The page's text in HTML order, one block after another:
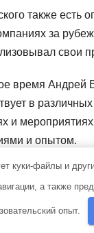
также есть
за
свои
время Андрей
в
и
и опытом.
также
и
и
куки-файлы и
а также
опыт.